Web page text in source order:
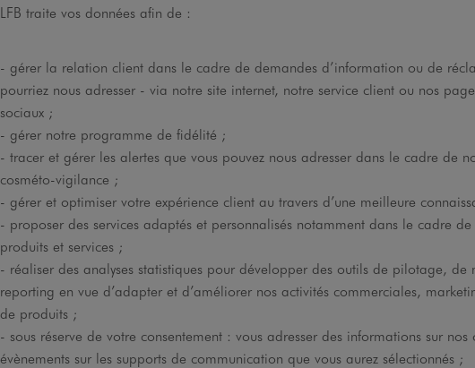
LFB traite vos données afin de :
- gérer la relation client dans le cadre de demandes d’information ou de
pourriez nous adresser - via notre site internet, notre service client ou nos
sociaux ;
- gérer notre programme de fidélité ;
- tracer et gérer les alertes que vous pouvez nous adresser dans le cadre de
cosméto-vigilance ;
- gérer et optimiser votre expérience client au travers d’une meilleure
- proposer des services adaptés et personnalisés notamment dans le cadre
produits et services ;
- réaliser des analyses statistiques pour développer des outils de pilotage, de
reporting en vue d’adapter et d’améliorer nos activités commerciales,
de produits ;
- sous réserve de votre consentement : vous adresser des informations sur
évènements sur les supports de communication que vous aurez sélectionnés ;